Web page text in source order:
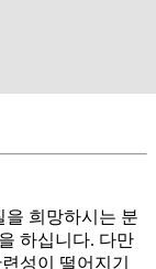
을 희망하시는 분
하십니다. 다만
성이 떨어지기